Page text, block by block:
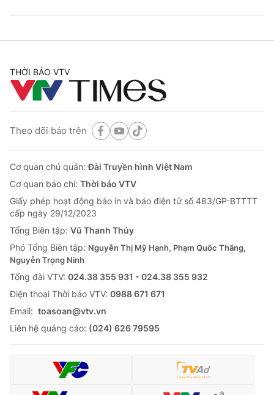
THỜI BÁO VTV
Theo dõi báo trên
Cơ quan chủ quản:Đài Truyền hình Việt Nam
Cơ quan báo chí: Thời báo VTV
Giấy phép hoạt động báo in và báo điện tử số 483/GP-BTTTT
cấp ngày 29/12/2023
Tổng Biên tập: Vũ Thanh Thủy
Phó Tổng Biên tập: Nguyễn Thị Mỹ Hạnh, Phạm Quốc Thắng,
Nguyễn Trọng Ninh
Tổng đài VTV: 024.38 355 931 - 024.38 355 932
Ðiện thoại Thời báo VTV: 0988 671 671
Email: toasoan@vtv.vn
Liên hệ quảng cáo: (024) 626 79595